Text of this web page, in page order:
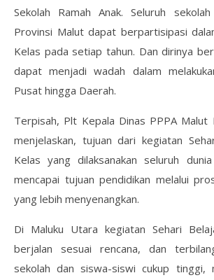
Sekolah Ramah Anak. Seluruh
Provinsi Malut dapat berpartisipasi
Kelas pada setiap tahun. Dan dirinya
dapat menjadi wadah dalam
Pusat hingga Daerah.
Terpisah, Plt Kepala Dinas PPPA Malut
menjelaskan, tujuan dari kegiatan
Kelas yang dilaksanakan seluruh
mencapai tujuan pendidikan melalui
yang lebih menyenangkan.
Di Maluku Utara kegiatan Sehari
berjalan sesuai rencana, dan
sekolah dan siswa-siswi cukup tinggi,